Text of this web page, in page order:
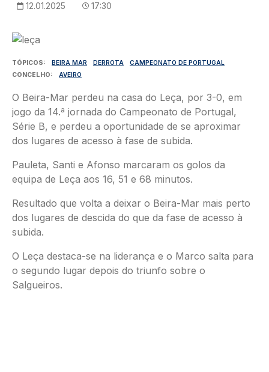
12.01.2025 17:30
Imagem
TÓPICOS BEIRA MAR DERROTA
CAMPEONATO DE PORTUGAL
CONCELHO
AVEIRO
O Beira-Mar perdeu na casa do Leça, por 3-0, em
jogo da 14.ª jornada do Campeonato de Portugal,
Série B, e perdeu a oportunidade de se aproximar
dos lugares de acesso à fase de subida.
Pauleta, Santi e Afonso marcaram os golos da
equipa de Leça aos 16, 51 e 68 minutos.
Resultado que volta a deixar o Beira-Mar mais perto
dos lugares de descida do que da fase de acesso à
subida.
O Leça destaca-se na liderança e o Marco salta para
o segundo lugar depois do triunfo sobre o
Salgueiros.